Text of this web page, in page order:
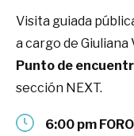
Visita guiada
a cargo de Giuliana
Punto de
sección NEXT.
6:00 pm